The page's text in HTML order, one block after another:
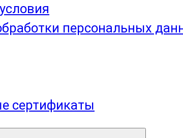
персональных
сертификаты